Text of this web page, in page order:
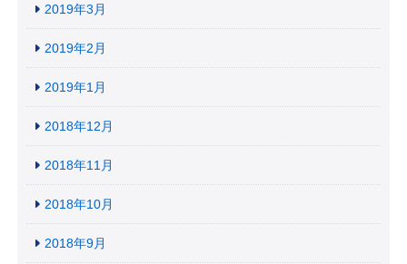
2019年3月
2019年2月
2019年1月
2018年12月
2018年11月
2018年10月
2018年9月